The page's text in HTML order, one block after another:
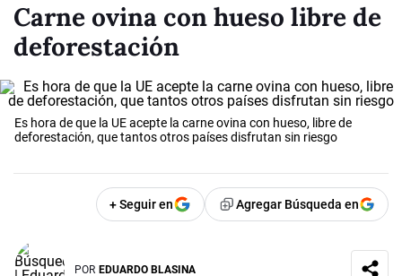
Carne ovina con hueso libre de
deforestación
Es hora de que la UE acepte la carne ovina con hueso, libre de
deforestación, que tantos otros países disfrutan sin riesgo
+ Seguir en Agregar Búsqueda en
POR EDUARDO BLASINA